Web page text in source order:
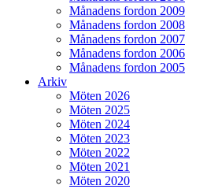
Månadens fordon 2009
Månadens fordon 2008
Månadens fordon 2007
Månadens fordon 2006
Månadens fordon 2005
Arkiv
Möten 2026
Möten 2025
Möten 2024
Möten 2023
Möten 2022
Möten 2021
Möten 2020